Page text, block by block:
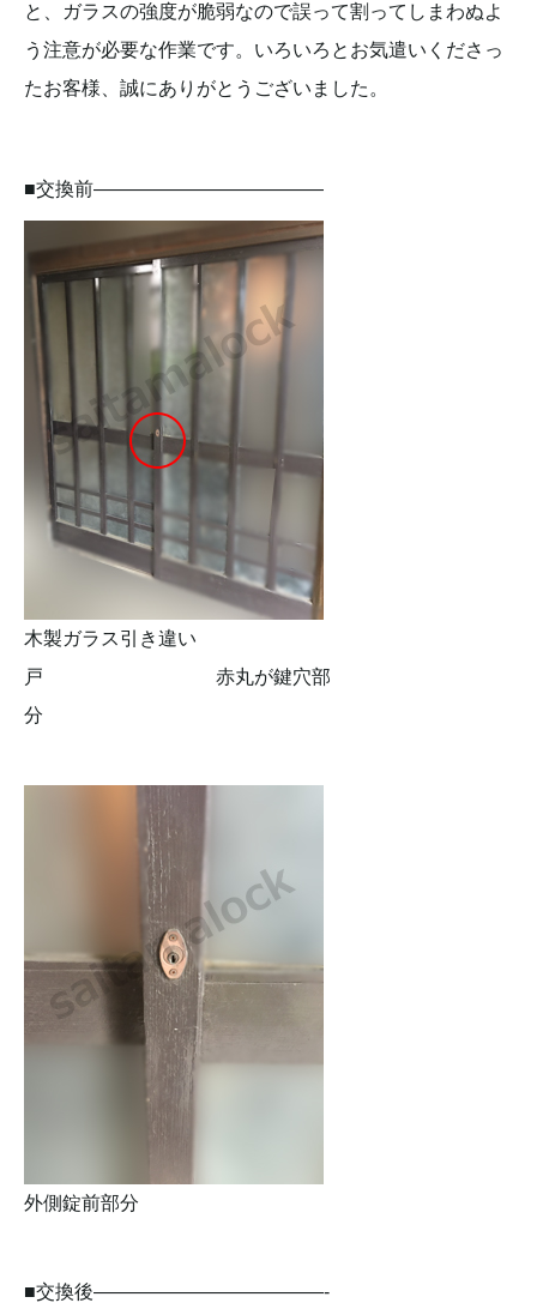
と、ガラスの強度が脆弱なので誤って割ってしまわぬよ
う注意が必要な作業です。いろいろとお気遣いくださっ
たお客様、誠にありがとうございました。
■交換前————————————
木製ガラス引き違い
戸 赤丸が鍵穴部
分
外側錠前部分
■交換後————————————-